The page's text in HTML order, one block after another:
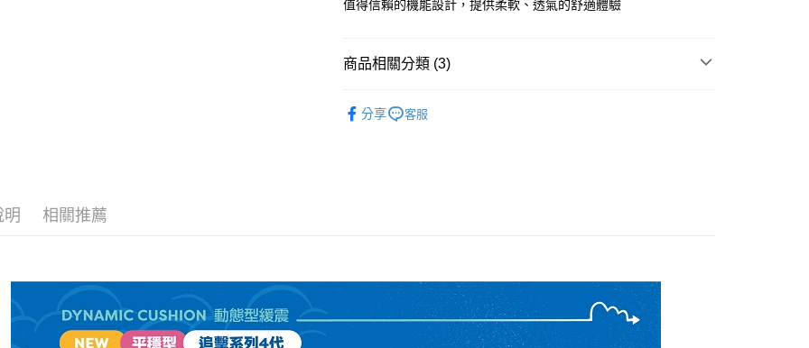
值得信賴的機能設計，提供柔軟、透氣的舒適體驗
商品相關分類 (3)
分享 客服
明 相關推薦